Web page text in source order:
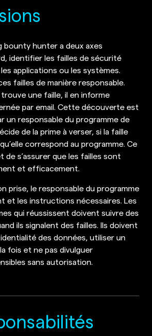
bounty hunter a deux axes
identifier les failles de sécurité
applications ou les systèmes.
failles de manière responsable.
une faille, il en informe
par email. Cette découverte est
un responsable du programme de
de la prime à verser, si la faille
correspond au programme. Ce
de s’assurer que les failles sont
et efficacement.
prise, le responsable du programme
et les instructions nécessaires. Les
qui réussissent doivent suivre des
ils signalent des failles. Ils doivent
des données, utiliser un
fois et ne pas divulguer
sans autorisation.